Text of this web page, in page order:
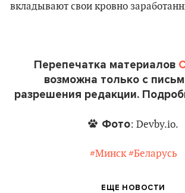
вкладывают свои кровно
Перепечатка материалов
возможна только с
разрешения редакции.
Фото: Devby.io.
#Минск #Беларусь
ЕЩЕ НОВОСТИ